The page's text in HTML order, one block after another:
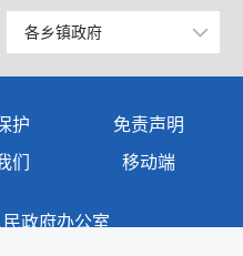
广东
天津
山东
阜康市
玛纳斯县
呼图壁县
吉木萨尔县
奇台县
各乡镇政府
奇台镇
护
免责声明
们 移动端
政府办公室